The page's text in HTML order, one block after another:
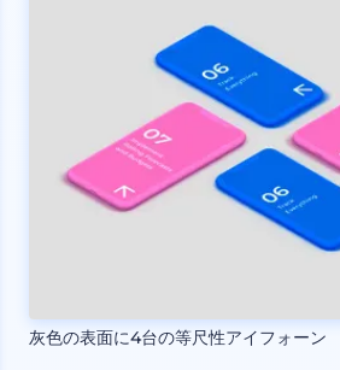
灰色の表面に4台の等尺性アイフォーン